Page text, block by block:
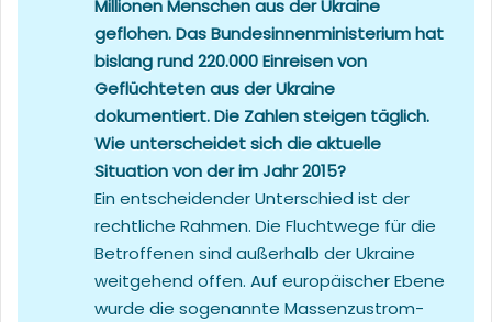
Millionen Menschen aus der Ukraine
geflohen. Das Bundesinnenministerium hat
bislang rund 220.000 Einreisen von
Geflüchteten aus der Ukraine
dokumentiert. Die Zahlen steigen täglich.
Wie unterscheidet sich die aktuelle
Situation von der im Jahr 2015?
Ein entscheidender Unterschied ist der
rechtliche Rahmen. Die Fluchtwege für die
Betroffenen sind außerhalb der Ukraine
weitgehend offen. Auf europäischer Ebene
wurde die sogenannte Massenzustrom-